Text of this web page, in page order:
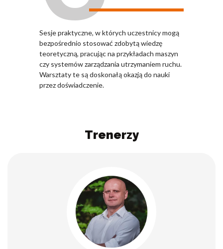
Sesje praktyczne, w których uczestnicy mogą
bezpośrednio stosować zdobytą wiedzę
teoretyczną, pracując na przykładach maszyn
czy systemów zarządzania utrzymaniem ruchu.
Warsztaty te są doskonałą okazją do nauki
przez doświadczenie.
Trenerzy